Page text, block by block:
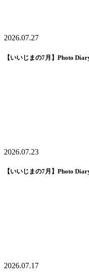
2026.07.27
【いいじまの7月】Photo
2026.07.23
【いいじまの7月】Photo
2026.07.17